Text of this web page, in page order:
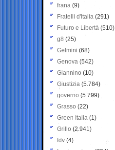
frana (9)
Fratelli d'Italia (291)
Futuro e Libertà (510)
g8 (25)
Gelmini (68)
Genova (542)
Giannino (10)
Giustizia (5.784)
governo (5.799)
Grasso (22)
Green Italia (1)
Grillo (2.941)
Idv (4)